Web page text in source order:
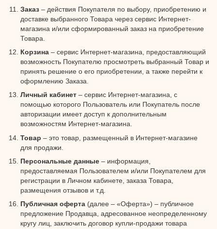
Заказ – действия Покупателя по выбору, приобретению и
доставке выбранного Товара через сервис Интернет-
магазина и/или сформированный заказ на приобретение
Товара.
Корзина – сервис Интернет-магазина, предоставляющий
возможность Покупателю просмотреть выбранный Товар и
принять решение о его приобретении, а также перейти к
оформлению Заказа.
Личный кабинет – сервис Интернет-магазина, с
помощью которого Пользователь или Покупатель после
авторизации имеет доступ к дополнительным
возможностям Интернет-магазина.
Товар – это товар, размещенный в Интернет-магазине
для продажи.
Персональные данные – информация,
предоставляемая Пользователем и/или Покупателем для
регистрации в Личном кабинете, заказа Товара,
размещения отзывов и т.д.
Публичная оферта (далее – «Оферта») – публичное
предложение Продавца, адресованное неопределенному
кругу лиц, заключить договор купли-продажи товара